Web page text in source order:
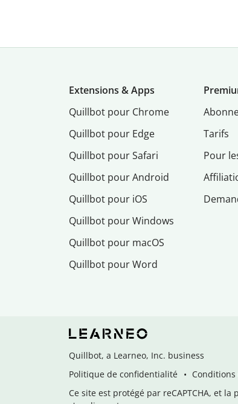
Extensions & Apps
Quillbot pour Chrome
Quillbot pour Edge
Quillbot pour Safari
Quillbot pour Android
Quillbot pour iOS
Quillbot pour Windows
Quillbot pour macOS
Quillbot pour Word
Tarifs
Pour
Quillbot, a Learneo, Inc. business
Politique de confidentialité
Conditions
Ce site est protégé par reCAPTCHA, et